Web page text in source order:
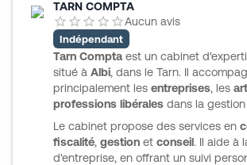
nombreux secteurs d’activité, de
en passant par la santé, l’immobilier,
restauration ou les professions
également à dispositionMy fiteco,
pensé pour piloter l’entreprise en
les échanges et sécuriser les
conservant une logique de proximité.
TARN COMPTA
Aucun avis
Indépendant
Tarn Compta est un cabinet
situé à Albi, dans le Tarn. Il
principalement les entreprises, les
professions libérales dans la
Le cabinet propose des services en
fiscalité, gestion et conseil. Il aide à
d'entreprise, en offrant un suivi